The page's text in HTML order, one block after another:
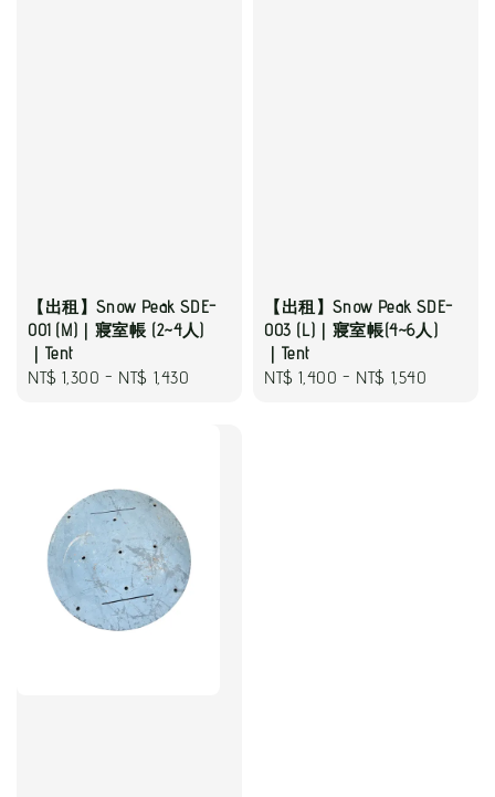
【出租】Snow Peak SDE-
001 (M)｜寢室帳 (2~4人)
｜Tent
Regular
NT$ 1,300 - NT$ 1,430
【出租】Snow Peak SDE-
003 (L)｜寢室帳(4~6人)
｜Tent
Regular
NT$ 1,400 - NT$ 1,540